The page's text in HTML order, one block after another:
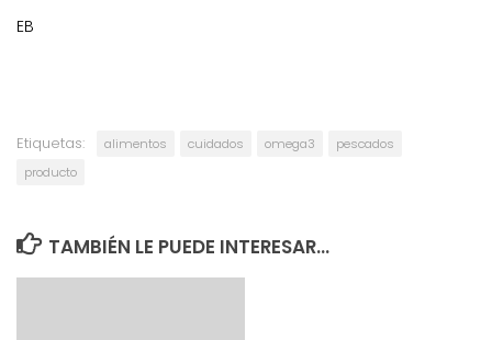
EB
Etiquetas: alimentos cuidados omega3
pescados
producto
TAMBIÉN LE PUEDE INTERESAR...